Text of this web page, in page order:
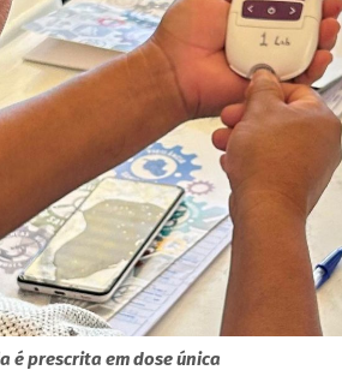
é prescrita em dose única